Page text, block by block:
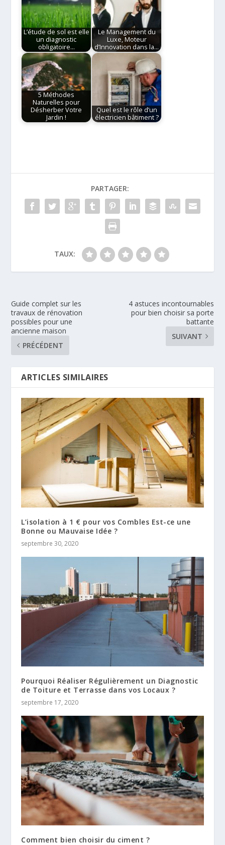
L’étude de sol est elle
un diagnostic
obligatoire…
Le Management du
Luxe, Moteur
d’Innovation dans la…
5 Méthodes
Naturelles pour
Désherber Votre
Jardin !
Quel est le rôle d’un
électricien bâtiment ?
PARTAGER:
TAUX:
Guide complet sur les
travaux de rénovation
possibles pour une
ancienne maison
PRÉCÉDENT
4 astuces incontournables
pour bien choisir sa porte
battante
SUIVANT
ARTICLES SIMILAIRES
L’isolation à 1 € pour vos Combles Est-ce une
Bonne ou Mauvaise Idée ?
septembre 30, 2020
Pourquoi Réaliser Régulièrement un Diagnostic
de Toiture et Terrasse dans vos Locaux ?
septembre 17, 2020
Comment bien choisir du ciment ?